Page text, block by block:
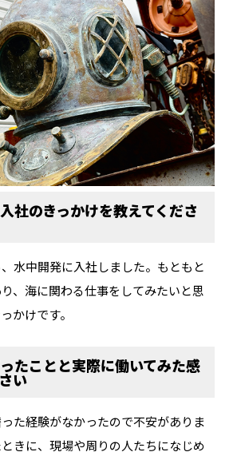
社のきっかけを教えてくださ
水中開発に入社しました。もともと
、海に関わる仕事をしてみたいと思
かけです。
たことと実際に働いてみた感
い
た経験がなかったので不安がありま
きに、現場や周りの人たちになじめ